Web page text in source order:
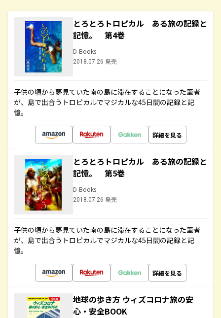
とろとろトロピカル ある旅の記録と
記憶。 第4巻
D-Books
2018.07.26 発売
子供の頃から夢見ていた南の島に滞在することになった筆者
が、島で出合うトロピカルでマジカルな45日間の記録と記
憶。
詳細を見る
とろとろトロピカル ある旅の記録と
記憶。 第5巻
D-Books
2018.07.26 発売
子供の頃から夢見ていた南の島に滞在することになった筆者
が、島で出合うトロピカルでマジカルな45日間の記録と記
憶。
詳細を見る
地球の歩き方 ウィズコロナ旅の安
心・安全BOOK